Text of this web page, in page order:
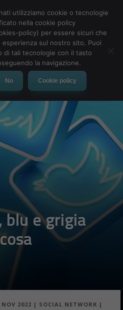
blu e grigia
NOV 2022 | SOCIAL NETWORK |
utilizziamo cookie o tecnologie
nella cookie policy
policy) per essere sicuri che
sul nostro sito. Puoi
di tali tecnologie con il tasto
la navigazione.
No Cookie policy